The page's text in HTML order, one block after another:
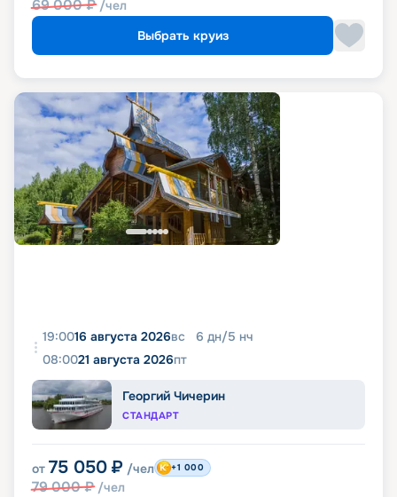
69 000₽ /чел
Выбрать круиз
19:0016 августа 2026вс 6 дн/5 нч
08:0021 августа 2026пт
Георгий Чичерин
СТАНДАРТ
от 75 050 ₽ /чел
79 000₽ /чел
+1 000